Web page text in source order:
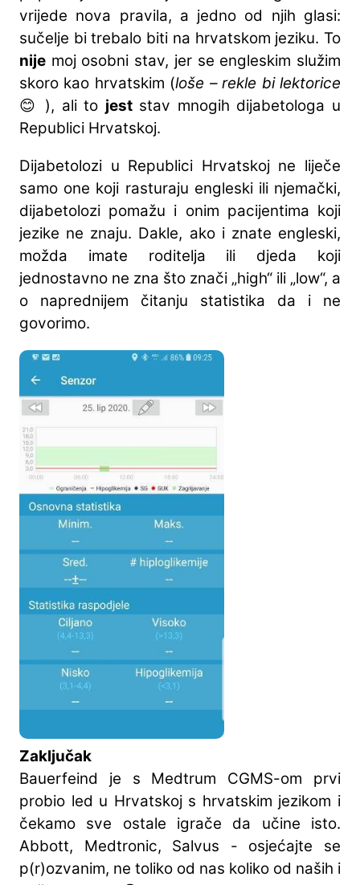
vrijede nova pravila, a jedno od njih glasi:
sučelje bi trebalo biti na hrvatskom jeziku. To
nije moj osobni stav, jer se engleskim služim
skoro kao hrvatskim (loše – rekle bi lektorice
😊 ), ali to jeststav mnogih dijabetologa u
Republici Hrvatskoj.
Dijabetolozi u Republici Hrvatskoj ne liječe
samo one koji rasturaju engleski ili njemački,
dijabetolozi pomažu i onim pacijentima koji
jezike ne znaju. Dakle, ako i znate engleski,
možda imate roditelja ili djeda koji
jednostavno ne zna što znači „high“ ili „low“, a
o naprednijem čitanju statistika da i ne
govorimo.
Zaključak
Bauerfeind je s Medtrum CGMS-om prvi
probio led u Hrvatskoj s hrvatskim jezikom i
čekamo sve ostale igrače da učine isto.
Abbott, Medtronic, Salvus - osjećajte se
p(r)ozvanim, ne toliko od nas koliko od naših i